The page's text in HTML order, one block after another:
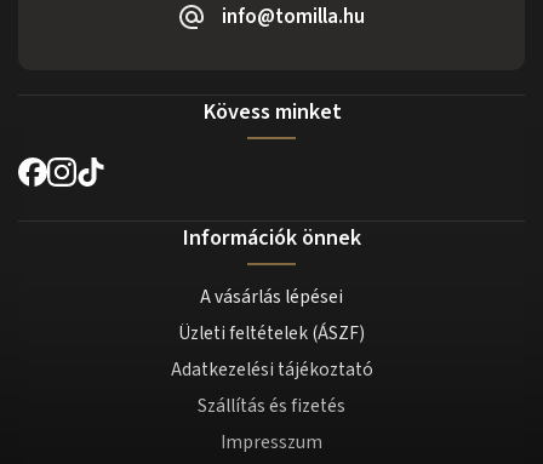
info@tomilla.hu
Kövess minket
Információk önnek
A vásárlás lépései
Üzleti feltételek (ÁSZF)
Adatkezelési tájékoztató
Szállítás és fizetés
Impresszum